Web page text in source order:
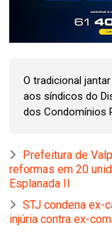
O tradicional
aos síndicos do
dos Condomínios
Prefeitura de
reformas em 20
Esplanada II
STJ condena ex-
injúria contra ex-